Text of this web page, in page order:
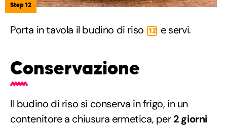
Step 12
Porta in tavola il budino di riso 12 e servi.
Conservazione
Il budino di riso si conserva in frigo, in un
contenitore a chiusura ermetica, per2 giorni